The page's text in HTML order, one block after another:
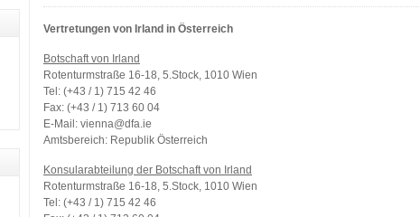
Vertretungen von Irland in Österreich
Botschaft von Irland
Rotenturmstraße 16-18, 5.Stock, 1010 Wien
Tel: (+43 / 1) 715 42 46
Fax: (+43 / 1) 713 60 04
E-Mail: vienna@dfa.ie
Amtsbereich: Republik Österreich
Konsularabteilung der Botschaft von Irland
Rotenturmstraße 16-18, 5.Stock, 1010 Wien
Tel: (+43 / 1) 715 42 46